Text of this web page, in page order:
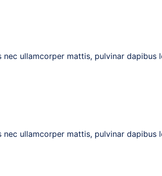
ullamcorper mattis, pulvinar dapibus
ullamcorper mattis, pulvinar dapibus